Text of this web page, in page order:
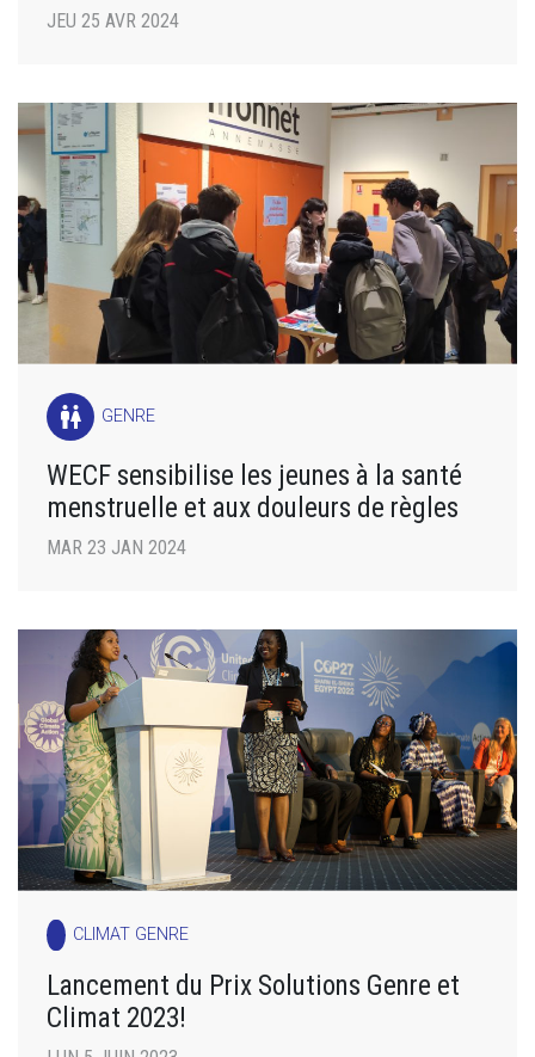
JEU 25 AVR 2024
wc GENRE
WECF sensibilise les jeunes à la santé
menstruelle et aux douleurs de règles
MAR 23 JAN 2024
CLIMAT GENRE
Lancement du Prix Solutions Genre et
Climat 2023!